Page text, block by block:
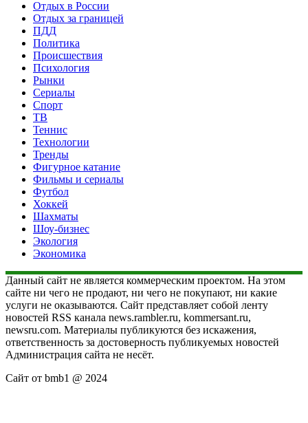
Отдых в России
Отдых за границей
ПДД
Политика
Происшествия
Психология
Рынки
Сериалы
Спорт
ТВ
Теннис
Технологии
Тренды
Фигурное катание
Фильмы и сериалы
Футбол
Хоккей
Шахматы
Шоу-бизнес
Экология
Экономика
Данный сайт не является коммерческим проектом. На этом
сайте ни чего не продают, ни чего не покупают, ни какие
услуги не оказываются. Сайт представляет собой ленту
новостей RSS канала news.rambler.ru, kommersant.ru,
newsru.com. Материалы публикуются без искажения,
ответственность за достоверность публикуемых новостей
Администрация сайта не несёт.
Сайт от bmb1 @ 2024